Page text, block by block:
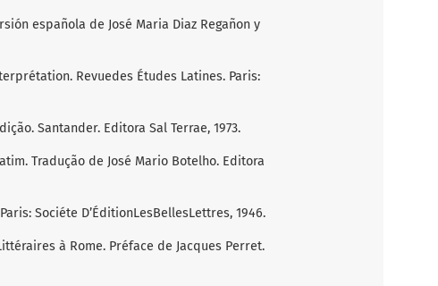
española de José Maria Diaz Regañon y
Revuedes Études Latines. Paris:
Santander. Editora Sal Terrae, 1973.
Tradução de José Mario Botelho. Editora
Sociéte D’ÉditionLesBellesLettres, 1946.
à Rome. Préface de Jacques Perret.